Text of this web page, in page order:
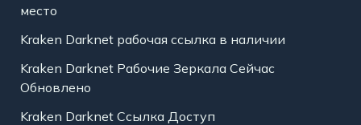
место
Kraken Darknet рабочая ссылка в наличии
Kraken Darknet Рабочие Зеркала Сейчас
Обновлено
Kraken Darknet Ссылка Доступ